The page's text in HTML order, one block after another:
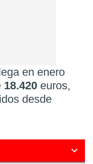
en enero
18.420 euros,
desde